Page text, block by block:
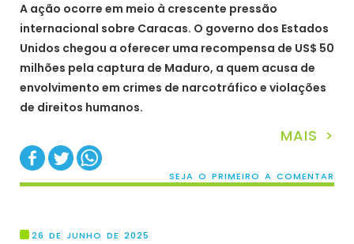
A ação ocorre em meio à crescente pressão
internacional sobre Caracas. O governo dos Estados
Unidos chegou a oferecer uma recompensa de US$ 50
milhões pela captura de Maduro, a quem acusa de
envolvimento em crimes de narcotráfico e violações
de direitos humanos.
MAIS >
SEJA O PRIMEIRO A COMENTAR
26 DE JUNHO DE 2025